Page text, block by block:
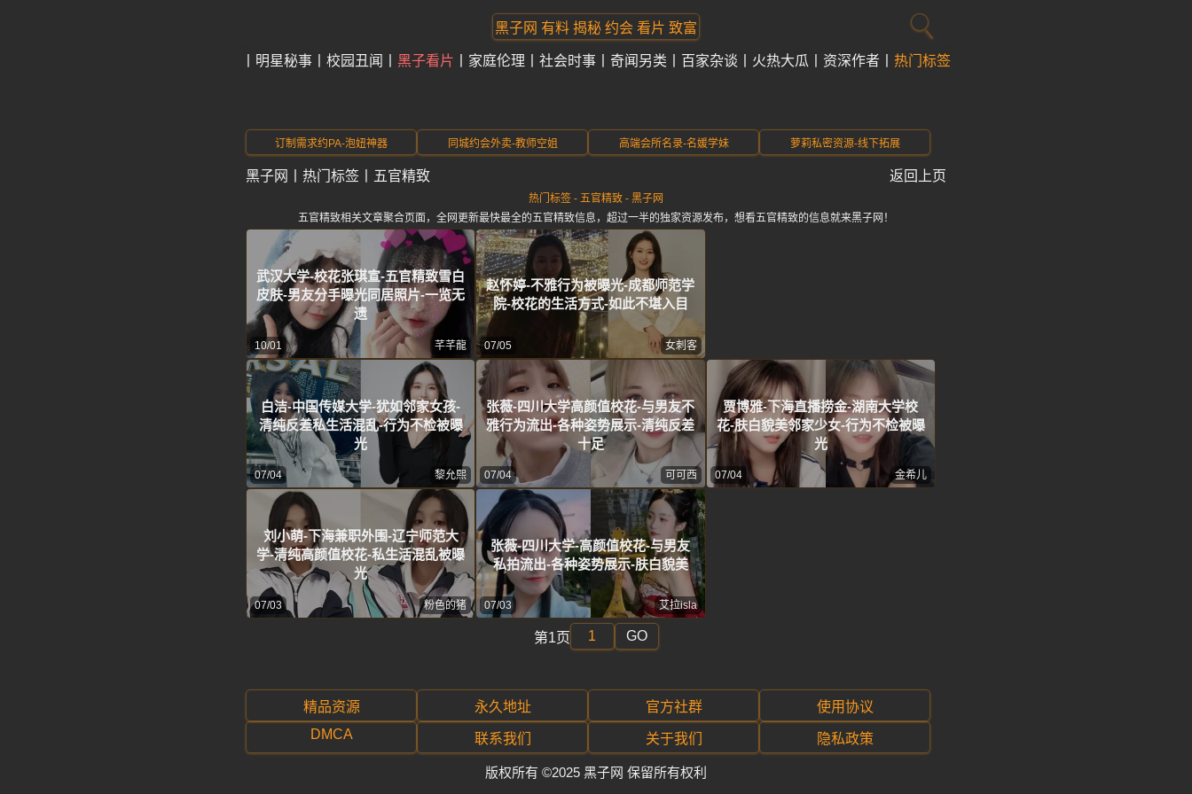
黑子网 有料 揭秘 约会 看片 致富
明星秘事 校园丑闻 黑子看片 家庭伦理 社会时事 奇闻另类 百家杂谈 火热大瓜 资深作者 热门标签
订制需求约PA-泡妞神器 同城约会外卖-教师空姐 高端会所名录-名媛学妹 萝莉私密资源-线下拓展
黑子网 热门标签 五官精致 返回上页
热门标签 - 五官精致 - 黑子网
五官精致相关文章聚合页面，全网更新最快最全的五官精致信息，超过一半的独家资源发布，想看五官精致的信息就来黑子网！
武汉大学-校花张琪宣-五官精致雪白
皮肤-男友分手曝光同居照片-一览无
遗
10/01 芊芊龍
赵怀婷-不雅行为被曝光-成都师范学
院-校花的生活方式-如此不堪入目
07/05 女刺客
白洁-中国传媒大学-犹如邻家女孩-
清纯反差私生活混乱-行为不检被曝
光
07/04 黎允熙
张薇-四川大学高颜值校花-与男友不
雅行为流出-各种姿势展示-清纯反差
十足
07/04 可可西
贾博雅-下海直播捞金-湖南大学校
花-肤白貌美邻家少女-行为不检被曝
光
07/04 金希儿
刘小萌-下海兼职外围-辽宁师范大
学-清纯高颜值校花-私生活混乱被曝
光
07/03 粉色的猪
张薇-四川大学-高颜值校花-与男友
私拍流出-各种姿势展示-肤白貌美
07/03 艾拉isla
第1页 GO
精品资源 永久地址 官方社群
使用协议
DMCA
联系我们 关于我们 隐私政策
版权所有 ©2025 黑子网 保留所有权利